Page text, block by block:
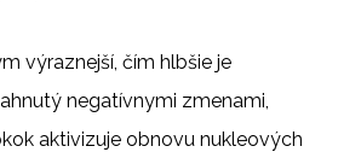
výraznejší, čím hlbšie je
negatívnymi zmenami,
aktivizuje obnovu nukleových